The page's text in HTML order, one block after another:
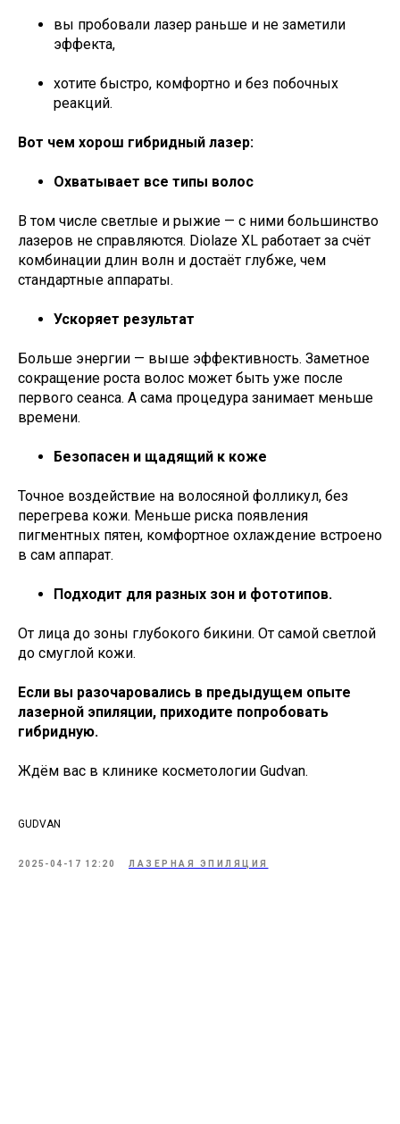
вы пробовали лазер раньше и не заметили
эффекта,
хотите быстро, комфортно и без побочных
реакций.
Вот чем хорош гибридный лазер:
Охватывает все типы волос
В том числе светлые и рыжие — с ними большинство
лазеров не справляются. Diolaze XL работает за счёт
комбинации длин волн и достаёт глубже, чем
стандартные аппараты.
Ускоряет результат
Больше энергии — выше эффективность. Заметное
сокращение роста волос может быть уже после
первого сеанса. А сама процедура занимает меньше
времени.
Безопасен и щадящий к коже
Точное воздействие на волосяной фолликул, без
перегрева кожи. Меньше риска появления
пигментных пятен, комфортное охлаждение встроено
в сам аппарат.
Подходит для разных зон и фототипов.
От лица до зоны глубокого бикини. От самой светлой
до смуглой кожи.
Если вы разочаровались в предыдущем опыте
лазерной эпиляции, приходите попробовать
гибридную.
Ждём вас в клинике косметологии Gudvan.
GUDVAN
2025-04-17 12:20 ЛАЗЕРНАЯ ЭПИЛЯЦИЯ
Написать в Max